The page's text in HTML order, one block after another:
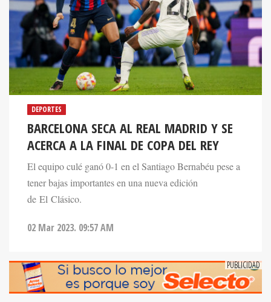
DEPORTES
BARCELONA SECA AL REAL MADRID Y SE
ACERCA A LA FINAL DE COPA DEL REY
El equipo culé ganó 0-1 en el Santiago Bernabéu pese a
tener bajas importantes en una nueva edición
de El Clásico.